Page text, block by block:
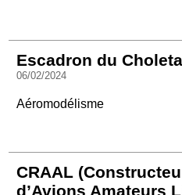
Escadron du
06/02/2024
Aéromodélisme
CRAAL
d’Avions Amateurs